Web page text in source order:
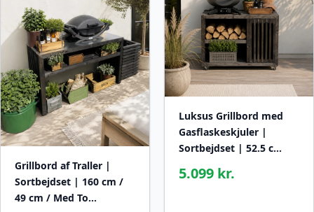
Grillbord af Traller |
Sortbejdset | 160 cm /
49 cm / Med To…
Luksus Grillbord med
Gasflaskeskjuler |
Sortbejdset | 52.5 c…
5.099 kr.